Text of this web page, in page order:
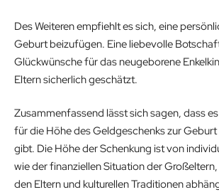
Des Weiteren empfiehlt es sich, eine
Geburt beizufügen. Eine liebevolle
Glückwünsche für das neugeborene
Eltern sicherlich geschätzt.
Zusammenfassend lässt sich sagen, dass
für die Höhe des Geldgeschenks zur Geburt
gibt. Die Höhe der Schenkung ist von
wie der finanziellen Situation der
den Eltern und kulturellen Traditionen